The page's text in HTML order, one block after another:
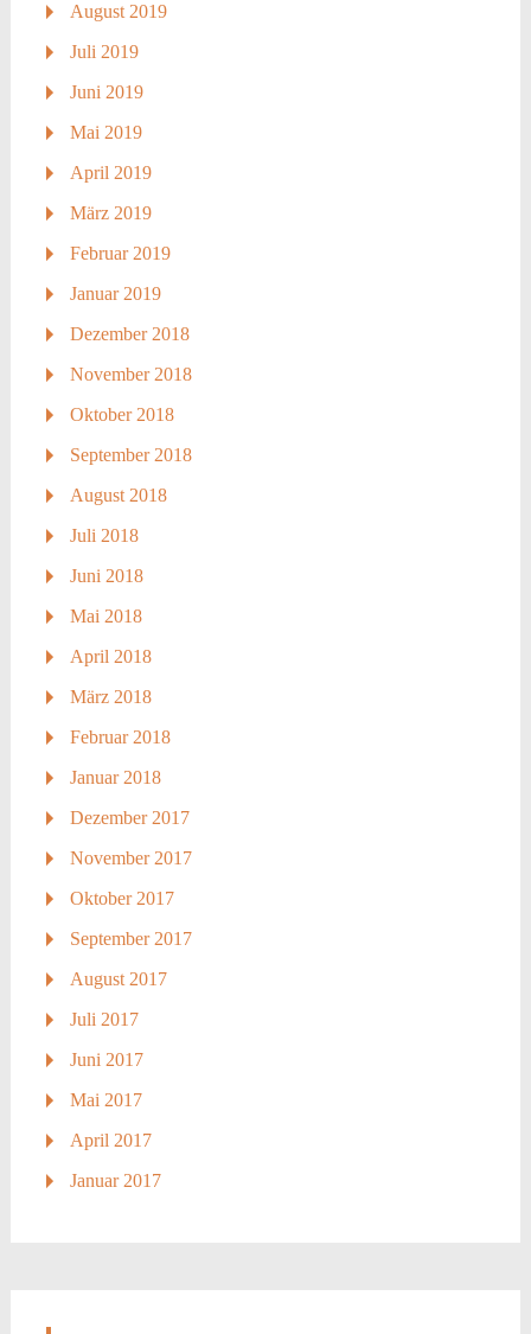
August 2019
Juli 2019
Juni 2019
Mai 2019
April 2019
März 2019
Februar 2019
Januar 2019
Dezember 2018
November 2018
Oktober 2018
September 2018
August 2018
Juli 2018
Juni 2018
Mai 2018
April 2018
März 2018
Februar 2018
Januar 2018
Dezember 2017
November 2017
Oktober 2017
September 2017
August 2017
Juli 2017
Juni 2017
Mai 2017
April 2017
Januar 2017